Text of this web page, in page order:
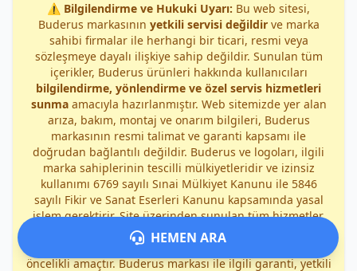
⚠️ Bilgilendirme ve Hukuki Uyarı: Bu web sitesi,
Buderus markasının yetkili servisi değildirve marka
sahibi firmalar ile herhangi bir ticari, resmi veya
sözleşmeye dayalı ilişkiye sahip değildir. Sunulan tüm
içerikler, Buderus ürünleri hakkında kullanıcıları
bilgilendirme, yönlendirme ve özel servis hizmetleri
sunmaamacıyla hazırlanmıştır. Web sitemizde yer alan
arıza, bakım, montaj ve onarım bilgileri, Buderus
markasının resmi talimat ve garanti kapsamı ile
doğrudan bağlantılı değildir. Buderus ve logoları, ilgili
marka sahiplerinin tescilli mülkiyetleridir ve izinsiz
kullanımı 6769 sayılı Sınai Mülkiyet Kanunu ile 5846
sayılı Fikir ve Sanat Eserleri Kanunu kapsamında yasal
işlem gerektirir. Site üzerinden sunulan tüm hizmetler,
bağımsız özel servis kapsamındasağlanmakta olup,
kullanıcıların güvenliği ve doğru bilgilendirilmesi
öncelikli amaçtır. Buderus markası ile ilgili garanti, yetkili
HEMEN ARA